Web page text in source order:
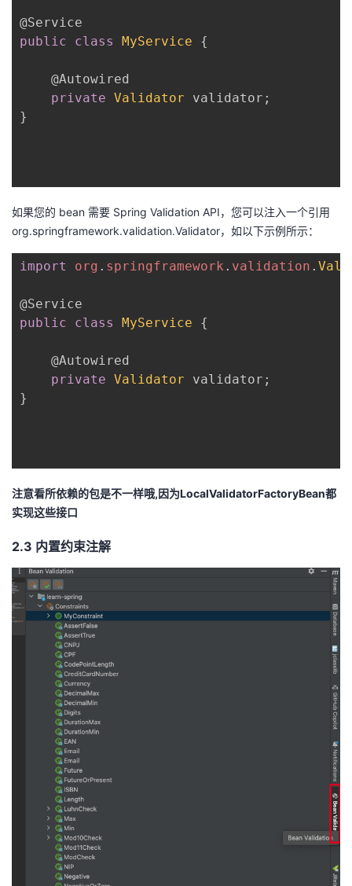
@Service
public
class MyService {
@Autowired
private Validator validator ;
}
如果您的 bean 需要 Spring Validation API，您可以注入一个引用
org.springframework.validation.Validator，如以下示例所示：
import org . springframework . validation .
@Service
public
class MyService {
@Autowired
private Validator validator ;
}
注意看所依赖的包是不一样哦,因为LocalValidatorFactoryBean都
实现这些接口
2.3 内置约束注解